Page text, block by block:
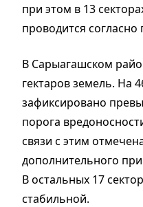
при этом в 13
проводится согласно
В Сарыагашском
гектаров земель. На
зафиксировано
порога
связи с этим
дополнительного
В остальных 17
стабильной.